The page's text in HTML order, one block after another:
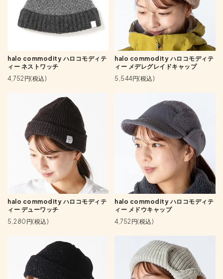
halo commodity ハロコモディテ
ィー ネストワッチ
4,752円(税込)
halo commodity ハロコモディテ
ィー メデレグレイドキャップ
5,544円(税込)
halo commodity ハロコモディテ
ィー デューワッチ
5,280円(税込)
halo commodity ハロコモディテ
ィー メドウキャップ
4,752円(税込)